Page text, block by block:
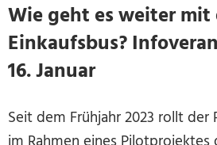
Wie geht es weiter mit
Einkaufsbus?
16. Januar
Seit dem Frühjahr 2023 rollt der